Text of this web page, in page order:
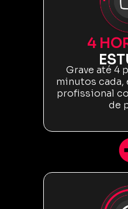
4
Grave até 4
minutos cada,
profissional
de